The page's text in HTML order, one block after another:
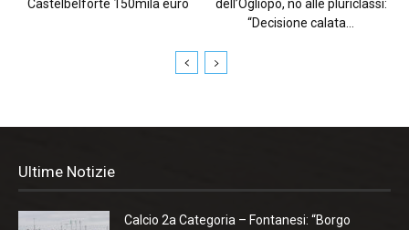
Castelbelforte 150mila euro
dell’Ogliopò, no alle pluriclassi:
“Decisione calata...
Ultime Notizie
Calcio 2a Categoria – Fontanesi: “Borgo